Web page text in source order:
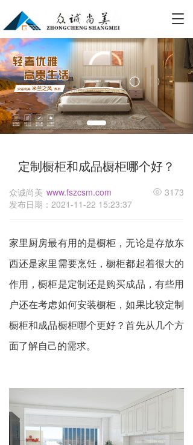
T
e
i
o
定制橱柜和成品橱柜哪个好？
众诚尚美 www.fszcsm.com
发布日期：2021-11-22 15:23:37
3173
家里厨房最有用的是橱柜，无论是存放东
西还是家里需要烹饪，橱柜都起着很大的
作用，橱柜是定制还是购买成品，有些用
户还在考虑如何安装橱柜，如果比较定制
橱柜和成品橱柜哪个更好？首先从几个方
面了解自己的需求。